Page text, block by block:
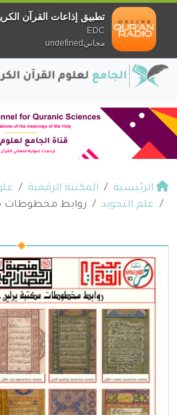
الرئيسية المكتبة الرقمية
علم التجويد
روابط مخطوطات
تطبيق إذاعات القرآن
EDC
مجانيundefined